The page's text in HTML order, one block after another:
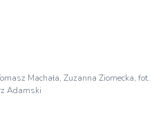
Machała, Zuzanna Ziomecka, fot.
Adamski